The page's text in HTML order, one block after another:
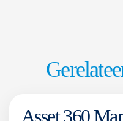
Asset 360